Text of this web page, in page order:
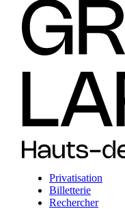
Privatisation
Billetterie
Rechercher